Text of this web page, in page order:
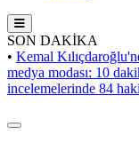
SON DAKİKA
• Kemal
medya modası: 10
incelemelerinde 84